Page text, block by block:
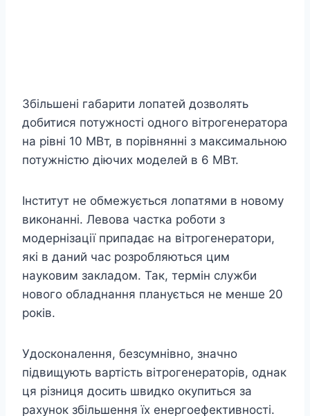
Збільшені габарити лопатей дозволять
добитися потужності одного вітрогенератора
на рівні 10 МВт, в порівнянні з максимальною
потужністю діючих моделей в 6 МВт.
Інститут не обмежується лопатями в новому
виконанні. Левова частка роботи з
модернізації припадає на вітрогенератори,
які в даний час розробляються цим
науковим закладом. Так, термін служби
нового обладнання планується не менше 20
років.
Удосконалення, безсумнівно, значно
підвищують вартість вітрогенераторів, однак
ця різниця досить швидко окупиться за
рахунок збільшення їх енергоефективності.